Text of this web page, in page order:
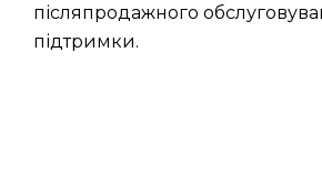
післяпродажного
підтримки.